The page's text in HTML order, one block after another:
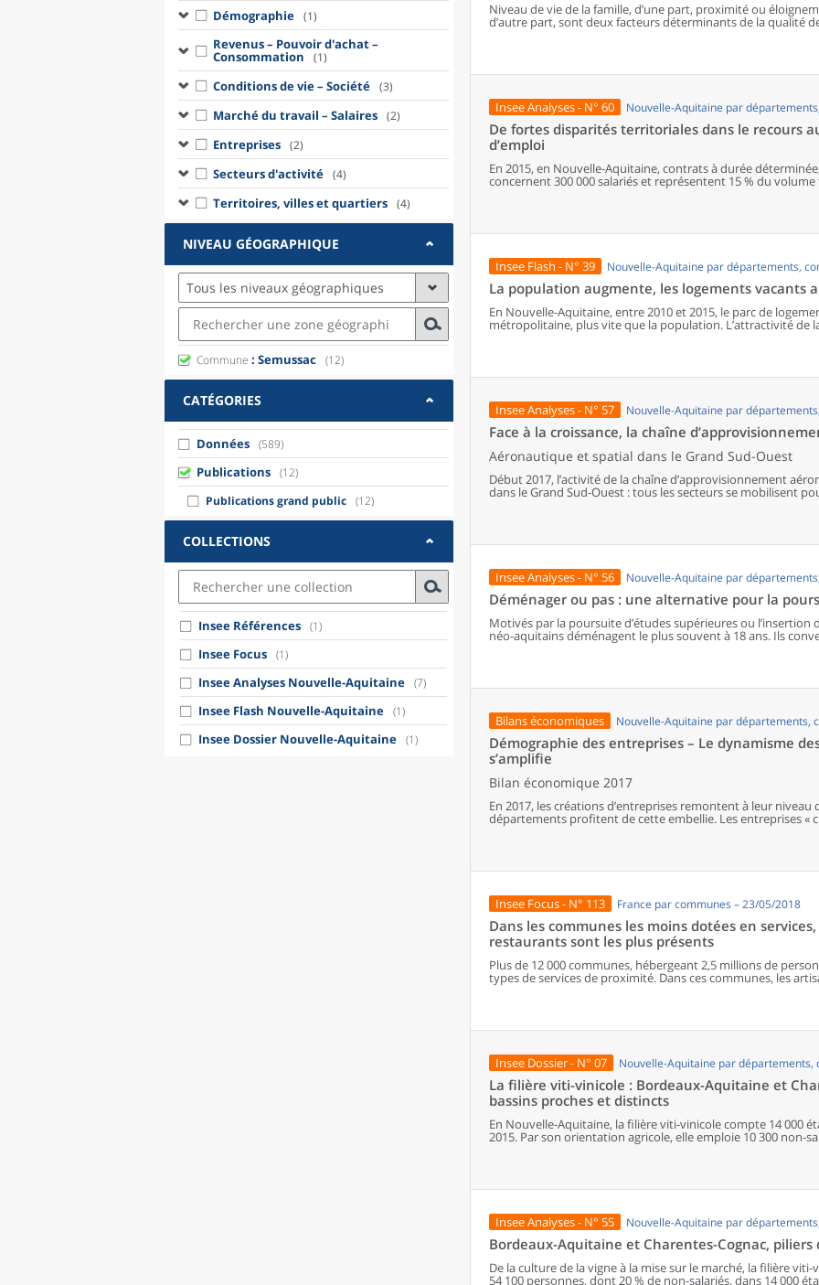
Démographie (1)
Revenus – Pouvoir d'achat –
Consommation (1)
Conditions de vie – Société (3)
Marché du travail – Salaires (2)
Entreprises (2)
Secteurs d'activité (4)
Territoires, villes et quartiers (4)
NIVEAU GÉOGRAPHIQUE
Tous les niveaux géographiques
Commune : Semussac (12)
CATÉGORIES
Données (589)
Publications (12)
Publications grand public (12)
COLLECTIONS
Insee Références (1)
Insee Focus (1)
Insee Analyses Nouvelle-Aquitaine (7)
Insee Flash Nouvelle-Aquitaine (1)
Insee Dossier Nouvelle-Aquitaine (1)
Niveau de vie de la famille, d’une part, proximité ou
d’autre part, sont deux facteurs déterminants de la qualité
six enfants sur dix habitent dans des territoires peu denses,
avec l’appartenance à des familles aux niveaux de vie peu
confrontée à de fortes inégalités dans les métropoles,
des familles aisées.
Insee Analyses - N° 60 Nouvelle-Aquitaine par
De fortes disparités territoriales dans le recours
d’emploi
En 2015, en Nouvelle-Aquitaine, contrats à durée
concernent 300 000 salariés et représentent 15 % du
augmente depuis 2010. Le recours à ces formes
en fonction des activités présentes : les zones à caractère
développées. Pour leur part, emplois aidés et
contrat sont généralement associées à davantage de
une moindre rémunération. Les plus jeunes, les moins
les salariés les plus exposés à ces formes d’emploi.
Insee Flash - N° 39 Nouvelle-Aquitaine par départements,
La population augmente, les logements vacants
En Nouvelle-Aquitaine, entre 2010 et 2015, le parc de
métropolitaine, plus vite que la population. L’attractivité de
des résidences principales que des secondaires, mais ce
Insee Analyses - N° 57 Nouvelle-Aquitaine par
Face à la croissance, la chaîne
Aéronautique et spatial dans le Grand Sud-Ouest
Début 2017, l’activité de la chaîne d’approvisionnement
dans le Grand Sud-Ouest : tous les secteurs se mobilisent
grands constructeurs. Les usines et les sociétés de services
ou à l’emploi intérimaire.
Insee Analyses - N° 56 Nouvelle-Aquitaine par
Déménager ou pas : une alternative pour la
Motivés par la poursuite d’études supérieures ou l’insertion
néo-aquitains déménagent le plus souvent à 18 ans. Ils
grands sites universitaires de la région : Bordeaux, Limoges
opte pour le déménagement, et davantage parmi les plus
mobilités. Ainsi, les bacheliers issus de catégories
risque d’assumer des trajets quotidiens plus longs. Ils sont
les plus proches du domicile de leurs parents, souvent des
production.
Bilans économiques Nouvelle-Aquitaine par départements,
Démographie des entreprises – Le dynamisme
s’amplifie
Bilan économique 2017
En 2017, les créations d’entreprises remontent à leur
départements profitent de cette embellie. Les entreprises «
progression énergique, mais également les micro-
observée depuis 2015. Les bonnes performances
Insee Focus - N° 113 France par communes – 23/05/2018
Dans les communes les moins dotées en
restaurants sont les plus présents
Plus de 12 000 communes, hébergeant 2,5 millions de
types de services de proximité. Dans ces communes, les
présents, suivis des services de réparation automobile et de
alimentaires, comme les boulangeries ou les supérettes,
sont situés dans des communes bénéficiant d’un nombre
possèdent aucun. Elles abritent 162 000 habitants.
Insee Dossier - N° 07 Nouvelle-Aquitaine par départements,
La filière viti-vinicole : Bordeaux-Aquitaine et
bassins proches et distincts
En Nouvelle-Aquitaine, la filière viti-vinicole compte 14 000
2015. Par son orientation agricole, elle emploie 10 300 non-
dans l’économie régionale. De la culture de la vigne aux
Nouvelle-Aquitaine s’impose ainsi comme une région de
Produisant sous signe de qualité et fortement orienté vers
organisation différenciée. Si, dans le bassin Bordeaux-
les activités de vinification et de commercialisation, dans le
plus segmentées, avec une place importante consacrée à
vinicole, la part des ouvriers est deux fois plus importante
notamment celle des ouvriers agricoles, entraînant des
Insee Analyses - N° 55 Nouvelle-Aquitaine par
Bordeaux-Aquitaine et Charentes-Cognac,
De la culture de la vigne à la mise sur le marché, la filière
54 100 personnes, dont 20 % de non-salariés, dans 14 000